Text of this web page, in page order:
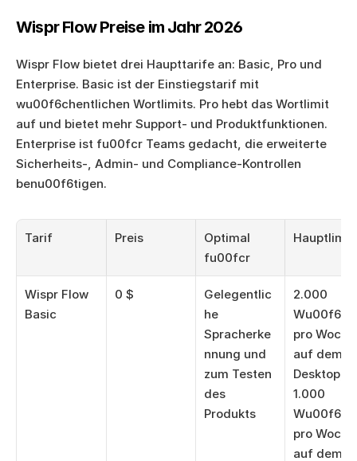
Wispr Flow Preise im Jahr 2026
Wispr Flow bietet drei Haupttarife an: Basic, Pro und
Enterprise. Basic ist der Einstiegstarif mit
wu00f6chentlichen Wortlimits. Pro hebt das Wortlimit
auf und bietet mehr Support- und Produktfunktionen.
Enterprise ist fu00fcr Teams gedacht, die erweiterte
Sicherheits-, Admin- und Compliance-Kontrollen
benu00f6tigen.
Tarif Preis
Optimal
fu00fcr
Hauptlimit
Wispr Flow
Basic
0 $
Gelegentlic
he
Spracherke
nnung und
zum Testen
des
Produkts
2.000
pro Woche
auf dem
Desktop,
1.000
pro Woche
auf dem